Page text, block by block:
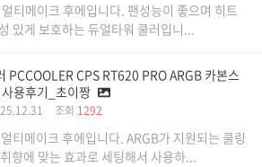
티메이크 후에입니다. 팬성능이 좋으며 히트
있게 보호하는 듀얼타워 쿨러입니...
PCCOOLER CPS RT620 PRO ARGB 카본스
용후기_초이짱
조회 1292
티메이크 후에입니다. ARGB가 지원되는 쿨링
향에 맞는 효과로 세팅해서 사용하...